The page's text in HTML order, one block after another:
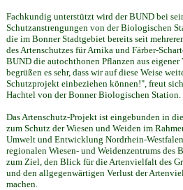
Fachkundig unterstützt wird der BUND bei
Schutzanstrengungen von der Biologischen
die im Bonner Stadtgebiet bereits seit
des Artenschutzes für Arnika und Färber-
BUND die autochthonen Pflanzen aus
begrüßen es sehr, dass wir auf diese Weise
Schutzprojekt einbeziehen können!", freut
Hachtel von der Bonner Biologischen Station.
Das Artenschutz-Projekt ist eingebunden in
zum Schutz der Wiesen und Weiden im
Umwelt und Entwicklung Nordrhein-
regionalen Wiesen- und Weidenzentrums des
zum Ziel, den Blick für die Artenvielfalt des
und den allgegenwärtigen Verlust der
machen.